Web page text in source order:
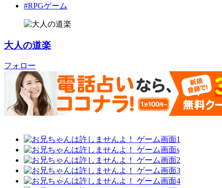
#RPGゲーム
大人の道楽
フォロー